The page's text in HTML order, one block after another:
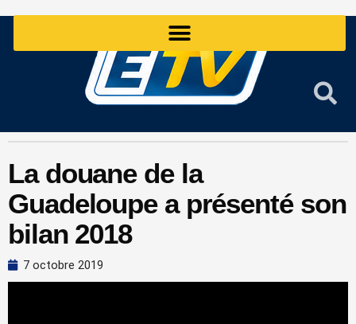
La douane de la
Guadeloupe a présenté son
bilan 2018
7 octobre 2019